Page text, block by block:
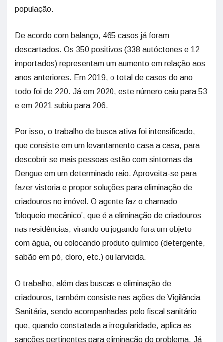
população.
De acordo com balanço, 465 casos já foram
descartados. Os 350 positivos (338 autóctones e 12
importados) representam um aumento em relação aos
anos anteriores. Em 2019, o total de casos do ano
todo foi de 220. Já em 2020, este número caiu para 53
e em 2021 subiu para 206.
Por isso, o trabalho de busca ativa foi intensificado,
que consiste em um levantamento casa a casa, para
descobrir se mais pessoas estão com sintomas da
Dengue em um determinado raio. Aproveita-se para
fazer vistoria e propor soluções para eliminação de
criadouros no imóvel. O agente faz o chamado
‘bloqueio mecânico’, que é a eliminação de criadouros
nas residências, virando ou jogando fora um objeto
com água, ou colocando produto químico (detergente,
sabão em pó, cloro, etc.) ou larvicida.
O trabalho, além das buscas e eliminação de
criadouros, também consiste nas ações de Vigilância
Sanitária, sendo acompanhadas pelo fiscal sanitário
que, quando constatada a irregularidade, aplica as
sanções pertinentes para eliminação do problema. Já